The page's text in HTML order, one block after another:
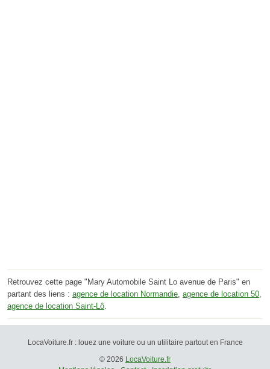
Retrouvez cette page "Mary Automobile Saint Lo avenue de Paris" en
partant des liens : agence de location Normandie, agence de location 50,
agence de location Saint-Lô.
LocaVoiture.fr : louez une voiture ou un utilitaire partout en France
© 2026 LocaVoiture.fr